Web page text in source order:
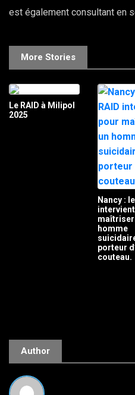
est également consultant en
More Stories
Le RAID à Milipol
2025
Nancy :
maîtriser
homme
porteur
couteau.
Author